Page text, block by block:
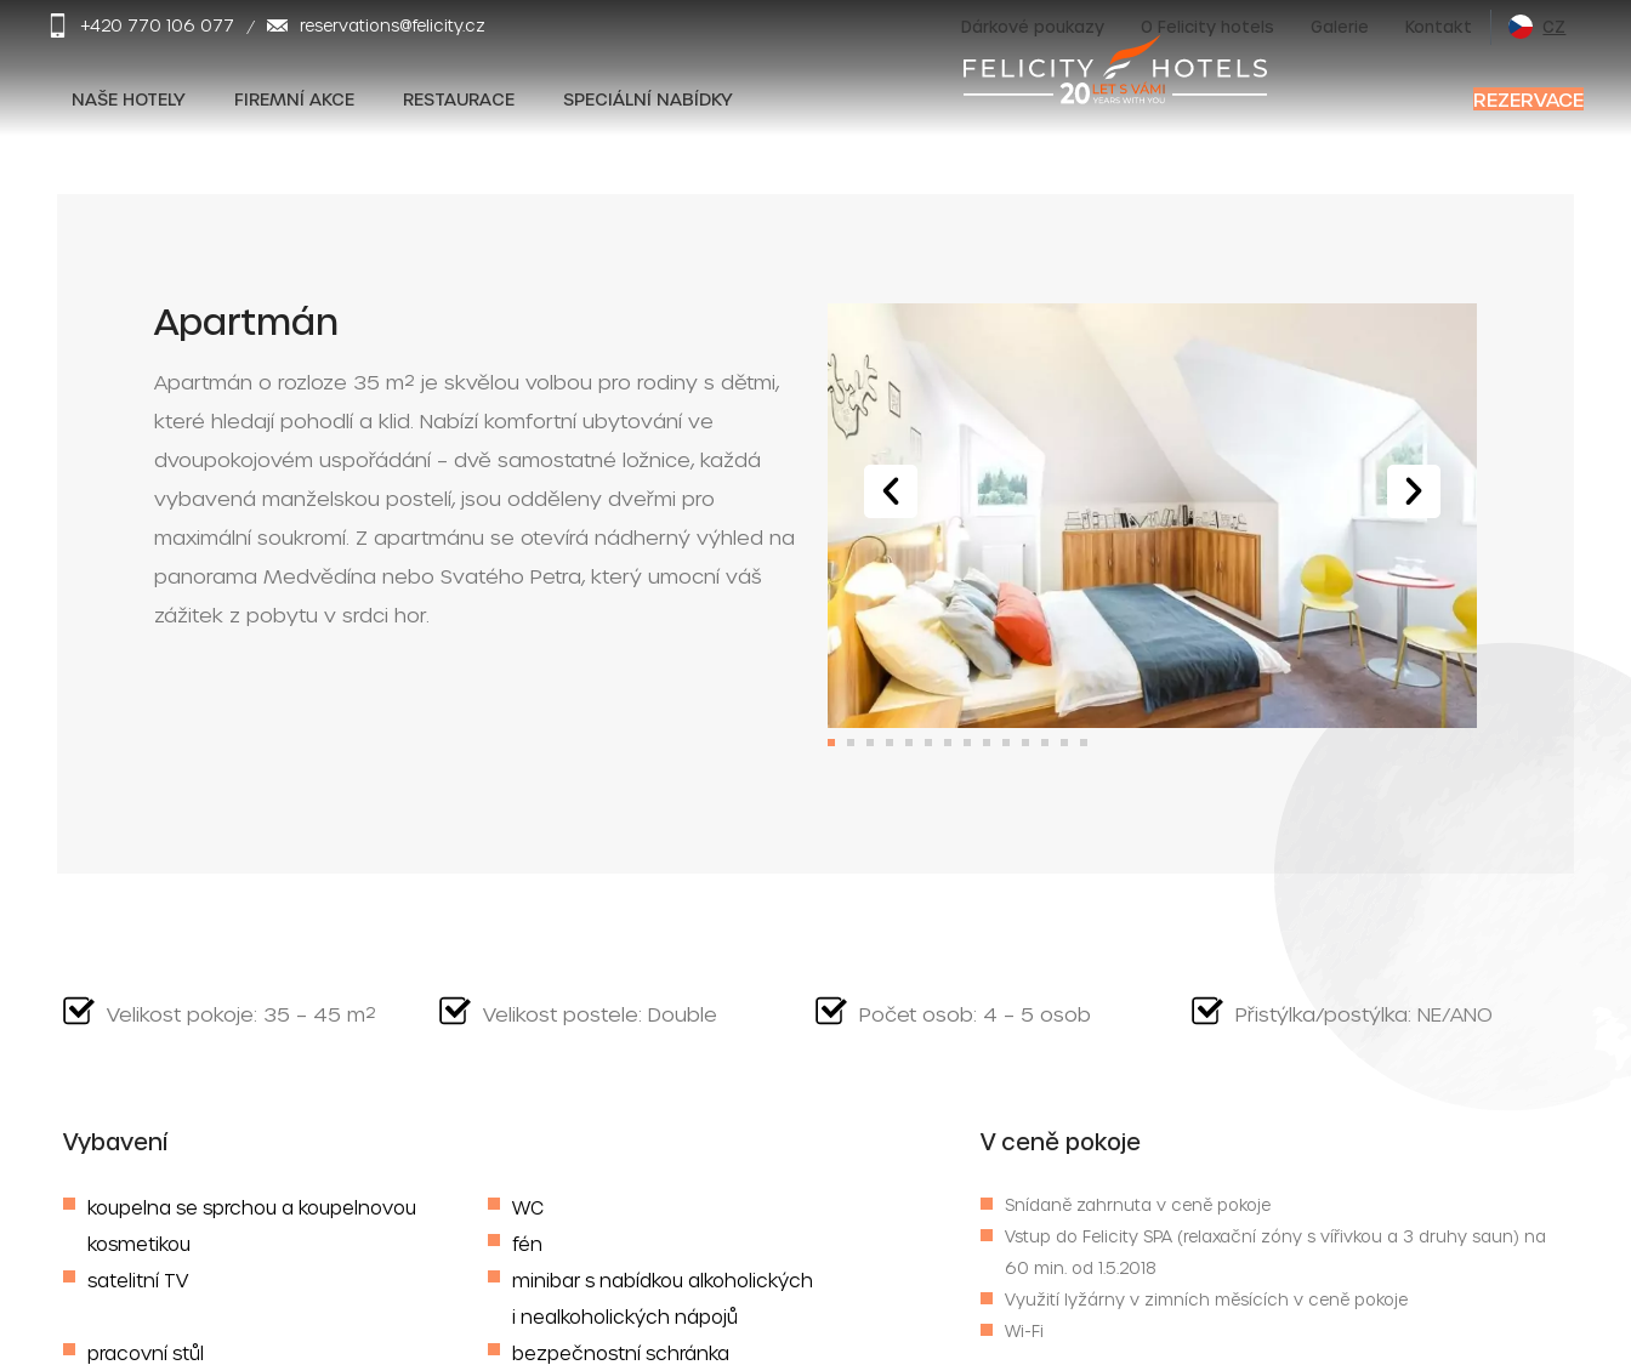
+420 770 106 077 reservations@felicity.cz Dárkové poukazy O Felicity hotels Galerie Kontakt CZ
NAŠE HOTELY FIREMNÍ AKCE RESTAURACE SPECIÁLNÍ NABÍDKY REZERVACE
Apartmán
Apartmán o rozloze 35 m² je skvělou volbou pro rodiny s dětmi,
které hledají pohodlí a klid. Nabízí komfortní ubytování ve
dvoupokojovém uspořádání – dvě samostatné ložnice, každá
vybavená manželskou postelí, jsou odděleny dveřmi pro
maximální soukromí. Z apartmánu se otevírá nádherný výhled na
panorama Medvědína nebo Svatého Petra, který umocní váš
zážitek z pobytu v srdci hor.
Velikost pokoje: 35 – 45 m² Velikost postele: Double Počet osob: 4 – 5 osob Přistýlka/postýlka: NE/ANO
Vybavení
koupelna se sprchou a koupelnovou
kosmetikou
WC
fén
satelitní TV
minibar s nabídkou alkoholických
i nealkoholických nápojů
pracovní stůl
bezpečnostní schránka
V ceně pokoje
Snídaně zahrnuta v ceně pokoje
Vstup do Felicity SPA (relaxační zóny s vířivkou a 3 druhy saun) na
60 min. od 1.5.2018
Využití lyžárny v zimních měsících v ceně pokoje
Wi-Fi